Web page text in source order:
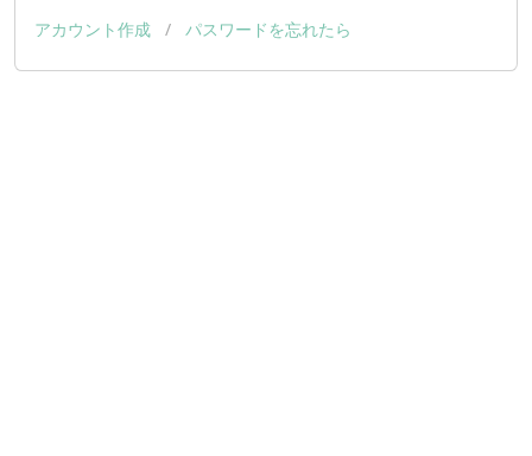
アカウント作成 / パスワードを忘れたら